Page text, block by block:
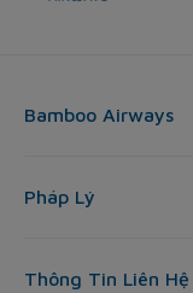
Bamboo Airways
Pháp Lý
Thông Tin Liên Hệ